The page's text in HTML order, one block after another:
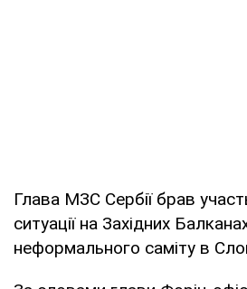
Глава МЗС Сербії брав
ситуації на Західних
неформального саміту в